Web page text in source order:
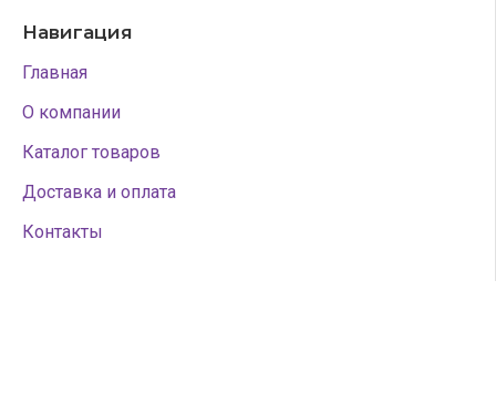
Навигация
Главная
О компании
Каталог товаров
Доставка и оплата
Контакты